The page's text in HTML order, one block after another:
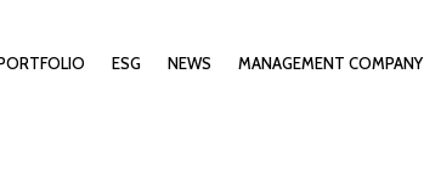
ESG NEWS MANAGEMENT COMPANY